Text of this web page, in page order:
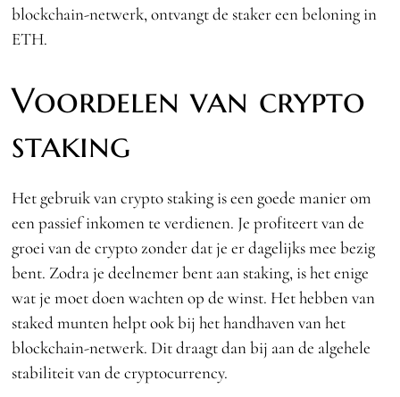
blockchain-netwerk, ontvangt de staker een beloning in
ETH.
Voordelen van crypto
staking
Het gebruik van crypto staking is een goede manier om
een passief inkomen te verdienen. Je profiteert van de
groei van de crypto zonder dat je er dagelijks mee bezig
bent. Zodra je deelnemer bent aan staking, is het enige
wat je moet doen wachten op de winst. Het hebben van
staked munten helpt ook bij het handhaven van het
blockchain-netwerk. Dit draagt dan bij aan de algehele
stabiliteit van de cryptocurrency.